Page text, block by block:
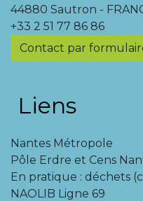
44880 Sautron -
+33 2 51 77 86 86
Contact par
Liens
Nantes Métropole
Pôle Erdre et Cens
En pratique : déchets
NAOLIB Ligne 69